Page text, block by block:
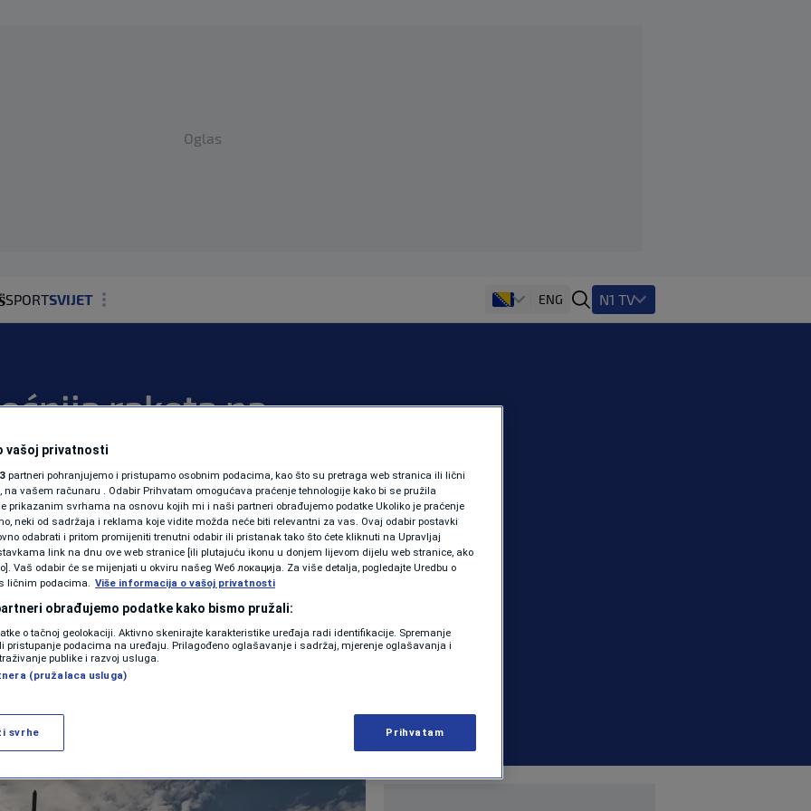
Oglas
SPORTSVIJET
SHOWBIZ
PODCAST
N1 SPECIJAL
FENOMENI
NEISTRAŽENO
VIRALNO
VIDEO
ENG N1 TV
raketa na
km:
"Sad nam je Zapad
| SVIJET | 0 komentara
Više
vašoj privatnosti
partneri pohranjujemo i pristupamo osobnim podacima, kao što su pretraga web stranica ili lični
na vašem računaru . Odabir Prihvatam omogućava praćenje tehnologije kako bi se pružila
prikazanim svrhama na osnovu kojih mi i naši partneri obrađujemo podatke Ukoliko je praćenje
neki od sadržaja i reklama koje vidite možda neće biti relevantni za vas. Ovaj odabir postavki
odabrati i pritom promijeniti trenutni odabir ili pristanak tako što ćete kliknuti na Upravljaj
link na dnu ove web stranice [ili plutajuću ikonu u donjem lijevom dijelu web stranice, ako
Vaš odabir će se mijenjati u okviru našeg Wеб локација. Za više detalja, pogledajte Uredbu o
ličnim podacima. Više informacija o vašoj privatnosti
obrađujemo podatke kako bismo pružali:
o tačnoj geolokaciji. Aktivno skenirajte karakteristike uređaja radi identifikacije. Spremanje
pristupanje podacima na uređaju. Prilagođeno oglašavanje i sadržaj, mjerenje oglašavanja i
publike i razvoj usluga.
(pružalaca usluga)
svrhe Prihvatam